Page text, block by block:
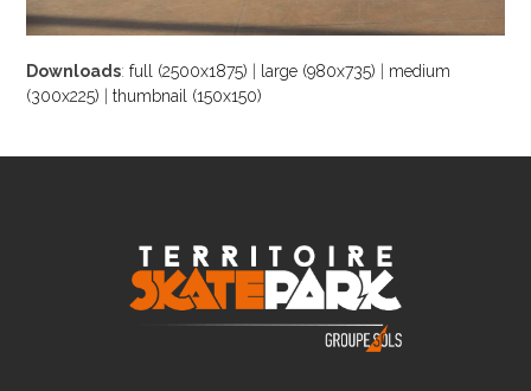
Downloads:full (2500x1875) large (980x735)
medium
(300x225) |thumbnail (150x150)